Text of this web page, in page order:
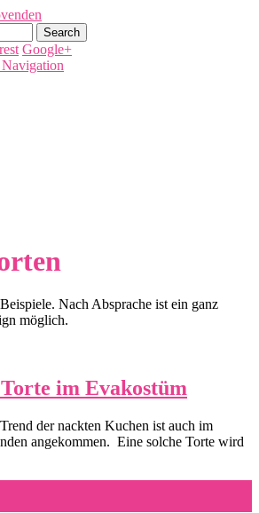
Pops, Macarons, Back-Workshops
Google+
Nach Absprache ist ein ganz
möglich.
im Evakostüm
der nackten Kuchen ist auch im
angekommen. Eine solche Torte wird